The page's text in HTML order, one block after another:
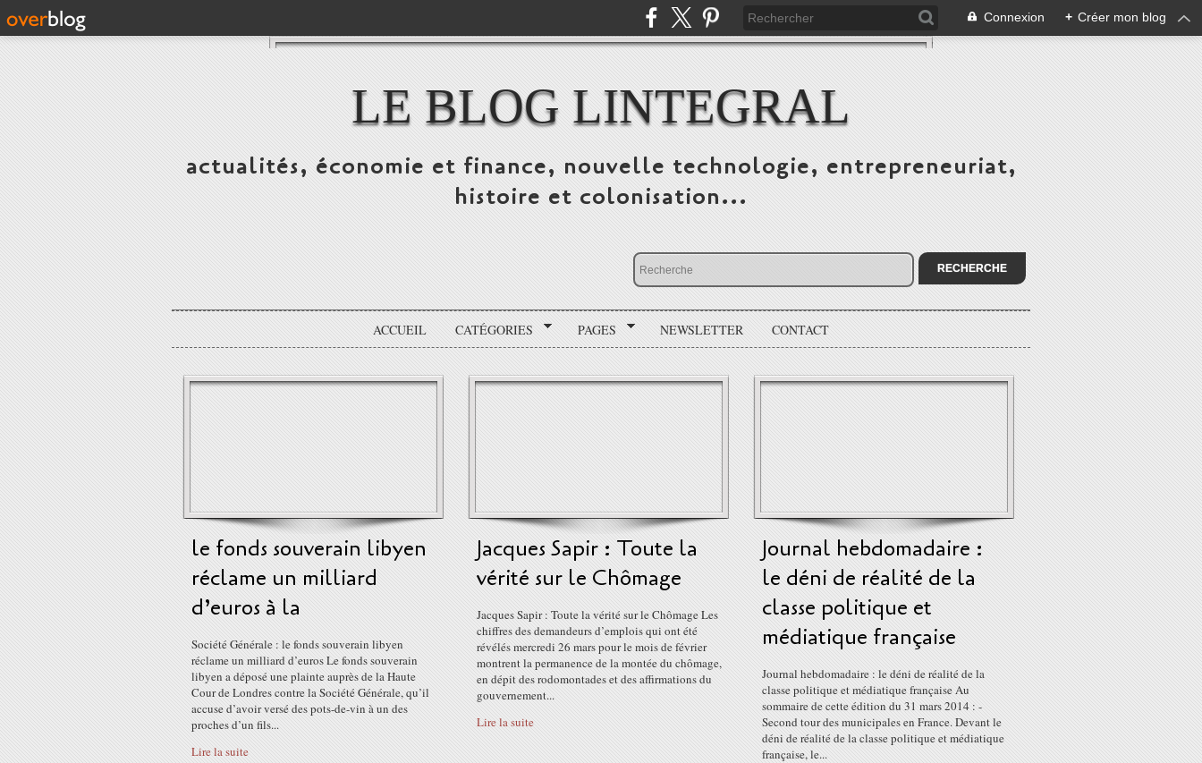
Connexion + Créer mon blog
LE BLOG LINTEGRAL
actualités, économie et finance, nouvelle technologie, entrepreneuriat,
histoire et colonisation...
ACCUEIL CATÉGORIES PAGES NEWSLETTER CONTACT
le fonds souverain libyen
réclame un milliard
d’euros à la
Société Générale : le fonds souverain libyen
réclame un milliard d’euros Le fonds souverain
libyen a déposé une plainte auprès de la Haute
Cour de Londres contre la Société Générale, qu’il
accuse d’avoir versé des pots-de-vin à un des
proches d’un fils...
Lire la suite
Jacques Sapir : Toute la
vérité sur le Chômage
Jacques Sapir : Toute la vérité sur le Chômage Les
chiffres des demandeurs d’emplois qui ont été
révélés mercredi 26 mars pour le mois de février
montrent la permanence de la montée du chômage,
en dépit des rodomontades et des affirmations du
gouvernement...
Lire la suite
Journal hebdomadaire :
le déni de réalité de la
classe politique et
médiatique française
Journal hebdomadaire : le déni de réalité de la
classe politique et médiatique française Au
sommaire de cette édition du 31 mars 2014 : -
Second tour des municipales en France. Devant le
déni de réalité de la classe politique et médiatique
française, le...